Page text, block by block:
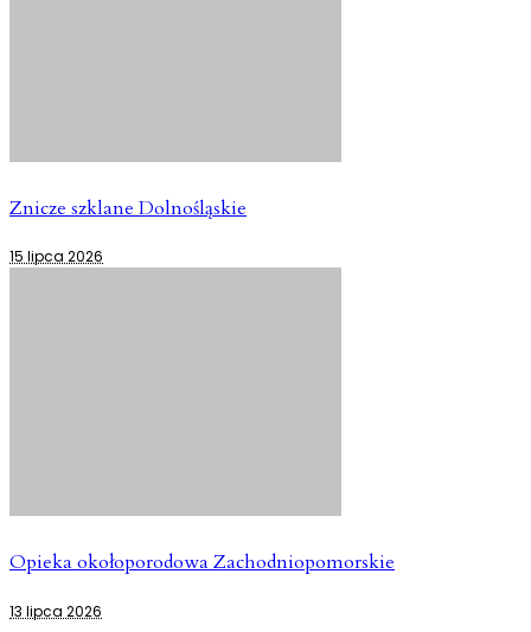
Znicze szklane Dolnośląskie
15 lipca 2026
Opieka okołoporodowa Zachodniopomorskie
13 lipca 2026